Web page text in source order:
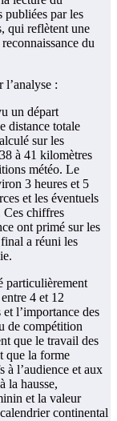
publiées par les
qui reflètent une
du
l’analyse :
un départ
distance totale
sur les
à 41 kilomètres
météo. Le
3 heures et 5
et les éventuels
Ces chiffres
ont primé sur les
a réuni les
particulièrement
4 et 12
l’importance des
de compétition
que le travail des
que la forme
l’audience et aux
la hausse,
et la valeur
continental